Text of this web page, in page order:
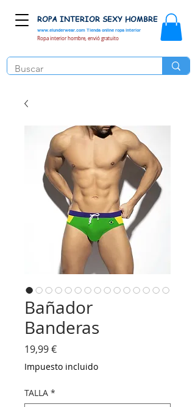
www.elunderwear.com Tienda online ropa interior
ROPA INTERIOR SEXY HOMBRE
Ropa interior hombre, envió gratuito
Bañador
Banderas
19,99 €Precio
Impuesto incluido
TALLA *